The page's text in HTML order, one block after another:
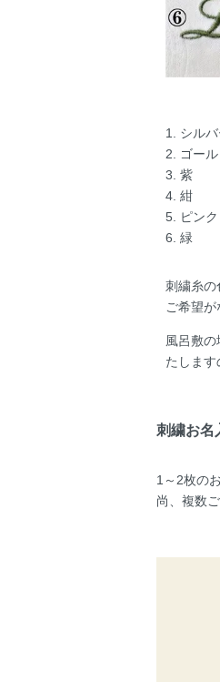
1. シルバ
2. ゴール
3. 紫
4. 紺
5. ピンク
6. 緑
刺繍糸の
ご希望が
風呂敷
たします
刺繍お名
1～2枚の
尚、複数